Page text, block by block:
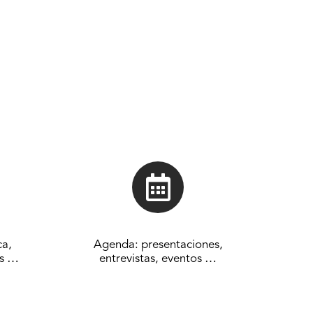
han aparecido recientemente en
. Kirmen Uribe y su familia viven
de Nueva York donde él imparte
…
Agenda: presentaciones,
entrevistas, eventos …